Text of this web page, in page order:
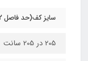
سایز کف(حد فاصل 2 پایه)
205 در 205 سانت